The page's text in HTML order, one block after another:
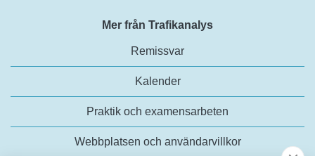
Mer från Trafikanalys
Remissvar
Kalender
Praktik och examensarbeten
Webbplatsen och användarvillkor